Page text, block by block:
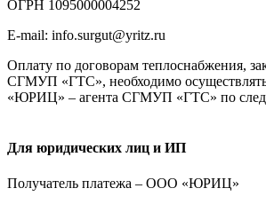
ОГРН 1095000004252
E-mail: info.surgut@yritz.ru
Оплату по договорам теплоснабжения,
СГМУП «ГТС», необходимо
«ЮРИЦ» – агента СГМУП «ГТС» по
Для юридических лиц и ИП
Получатель платежа – ООО «ЮРИЦ»